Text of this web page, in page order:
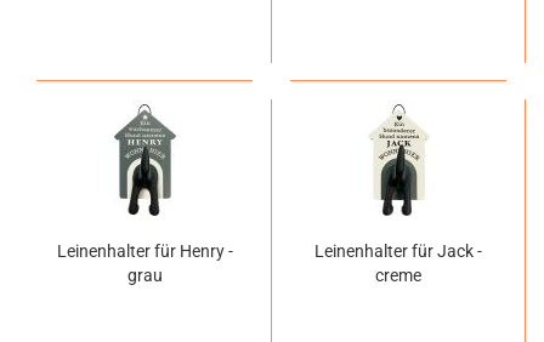
Leinenhalter für Henry -
grau
Leinenhalter für Jack -
creme